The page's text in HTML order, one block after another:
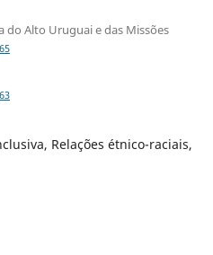
do Alto Uruguai e das Missões
Relações étnico-raciais,